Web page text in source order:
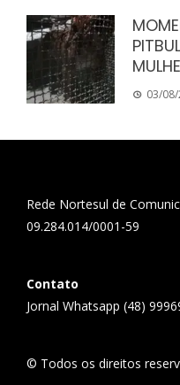
03/
Rede Nortesul de
09.284.014/0001-59
Contato
Jornal Whatsapp (48)
© Todos os direitos